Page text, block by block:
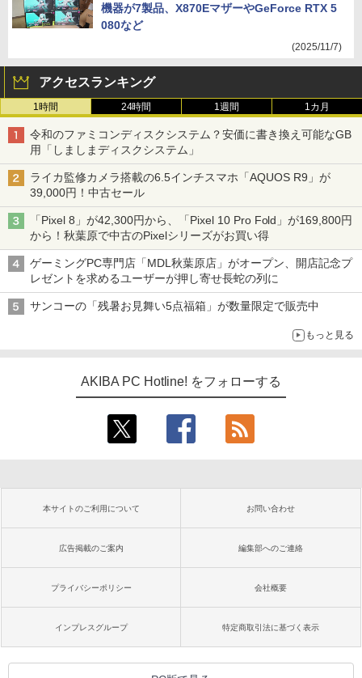
機器が7製品、X870EマザーやGeForce RTX 5
080など
(2025/11/7)
アクセスランキング
1時間 24時間 1週間 1カ月
令和のファミコンディスクシステム？安価に書き換え可能なGB
用「しましまディスクシステム」
ライカ監修カメラ搭載の6.5インチスマホ「AQUOS R9」が
39,000円！中古セール
「Pixel 8」が42,300円から、「Pixel 10 Pro Fold」が169,800円
から！秋葉原で中古のPixelシリーズがお買い得
ゲーミングPC専門店「MDL秋葉原店」がオープン、開店記念プ
レゼントを求めるユーザーが押し寄せ長蛇の列に
サンコーの「残暑お見舞い5点福箱」が数量限定で販売中
もっと見る
AKIBA PC Hotline! をフォローする
本サイトのご利用について お問い合わせ
広告掲載のご案内 編集部へのご連絡
プライバシーポリシー 会社概要
インプレスグループ 特定商取引法に基づく表示